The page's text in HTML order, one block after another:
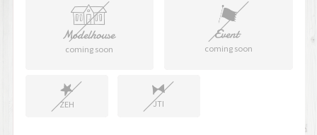
coming soon coming soon
ZEH JTI